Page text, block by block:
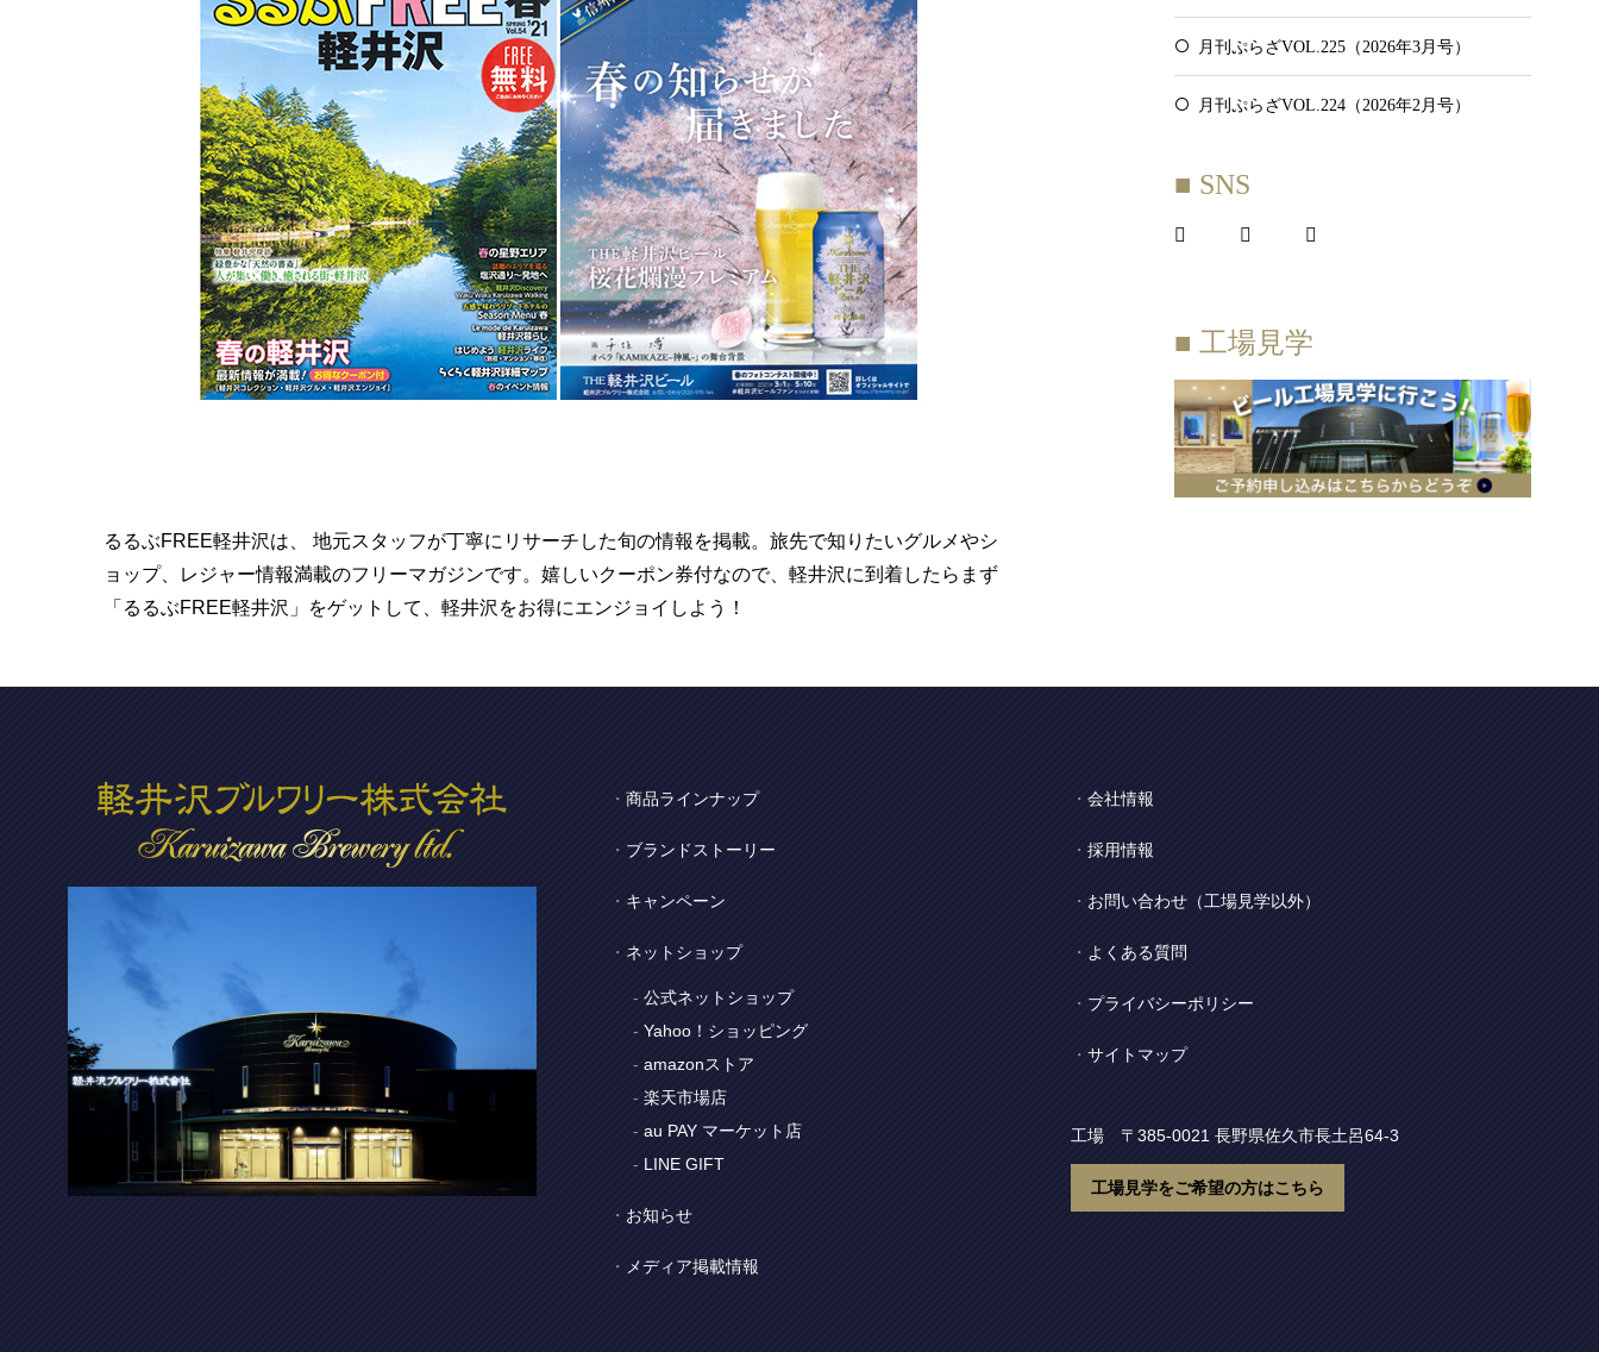
るるぶFREE軽井沢は、 地元スタッフが丁寧にリサーチした旬の情報を掲載。旅先で知りたいグルメやシ
ョップ、レジャー情報満載のフリーマガジンです。嬉しいクーポン券付なので、軽井沢に到着したらまず
「るるぶFREE軽井沢」をゲットして、軽井沢をお得にエンジョイしよう！
月刊ぷらざVOL.225（2026年3月号）
月刊ぷらざVOL.224（2026年2月号）
■ SNS
■ 工場見学
商品ラインナップ
ブランドストーリー
キャンペーン
ネットショップ
公式ネットショップ
Yahoo！ショッピング
amazonストア
楽天市場店
au PAY マーケット店
LINE GIFT
お知らせ
メディア掲載情報
会社情報
採用情報
お問い合わせ（工場見学以外）
よくある質問
プライバシーポリシー
サイトマップ
工場 〒385-0021 長野県佐久市長土呂64-3
工場見学をご希望の方はこちら